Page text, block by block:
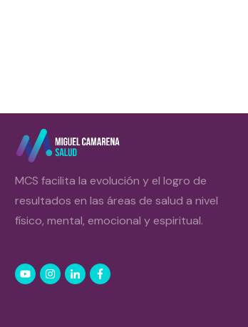
MCS facilita la evolución y el logro de
resultados en las áreas de salud a nivel
físico, mental, emocional y espiritual.